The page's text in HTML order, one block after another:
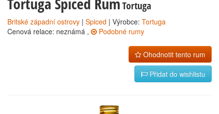
Tortuga
Britské západní ostrovy | Spiced | Výrobce: Tortuga
Cenová relace: neznámá ,
Podobné rumy
Ohodnotit tento rum
Přidat do wishlistu